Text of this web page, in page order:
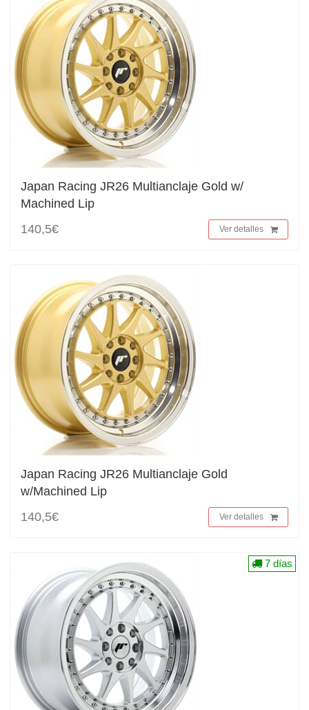
Japan Racing JR26 Multianclaje Gold w/
Machined Lip
140,5€
Ver detalles
Japan Racing JR26 Multianclaje Gold
w/Machined Lip
140,5€
Ver detalles
7 días